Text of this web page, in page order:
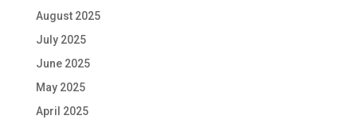
August 2025
July 2025
June 2025
May 2025
April 2025